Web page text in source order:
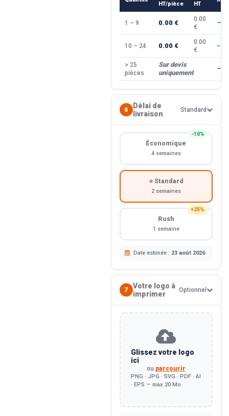
HT/pièce HT
1 – 9 0.00 €
0.00
€
—
10 – 24 0.00 €
0.00
€
> 25
pièces
Sur devis
uniquement
—
6
Délai de
livraison
Standard
−10%
Économique
4 semaines
⭐ Standard
2 semaines
+25%
Rush
1 semaine
Date estimée : 23 août 2026
7
Votre logo à
imprimer
Optionnel
Glissez votre logo
ici
ou parcourir
PNG · JPG · SVG · PDF · AI
· EPS — max 20 Mo